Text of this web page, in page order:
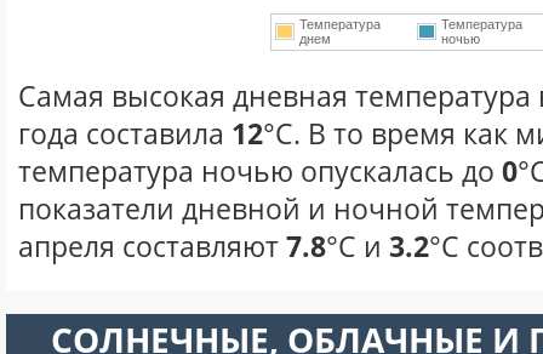
Температура
днем
Температура
ночью
Самая высокая дневная температура
года составила 12°С. В то время как
температура ночью опускалась до 0
показатели дневной и ночной
апреля составляют7.8°С и 3.2°С
CОЛНЕЧНЫЕ, ОБЛАЧНЫЕ И